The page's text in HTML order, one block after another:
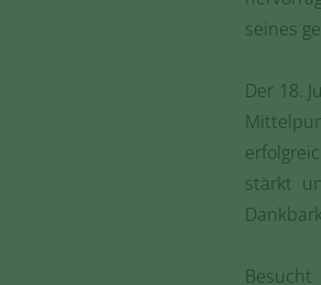
seines
Der 18.
stärkt